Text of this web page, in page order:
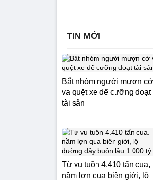
TIN MỚI
Bắt nhóm người mượn cớ
va quệt xe để cưỡng đoạt
tài sản
Từ vụ tuồn 4.410 tấn cua,
nầm lợn qua biên giới, lộ